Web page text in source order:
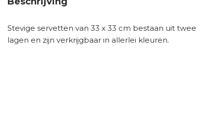
Stevige servetten van 33 x 33 cm bestaan uit twee
lagen en zijn verkrijgbaar in allerlei kleuren.